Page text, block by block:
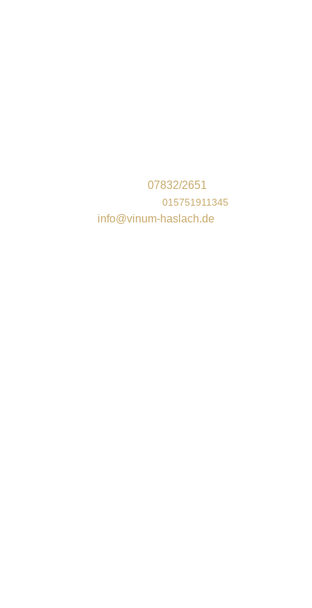
07832/2651
015751911345
info@vinum-haslach.de